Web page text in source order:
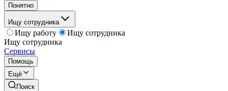
Понятно
Ищу сотрудника
Ищу работу
Ищу сотрудника
Ищу сотрудника
Сервисы
Помощь
Ещё
Поиск